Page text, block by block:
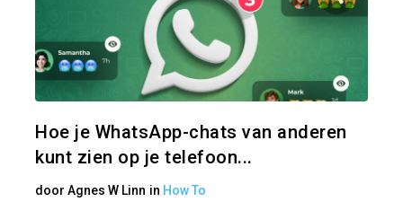
Hoe je WhatsApp-chats van anderen
kunt zien op je telefoon...
door Agnes W Linn in How To